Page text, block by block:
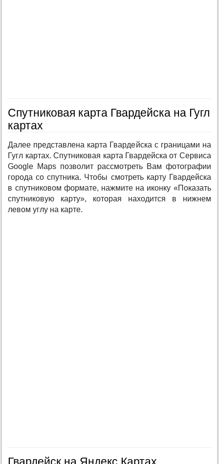
Спутниковая карта Гвардейска на Гугл
картах
Далее представлена карта Гвардейска с границами на
Гугл картах. Спутниковая карта Гвардейска от Сервиса
Google Maps позволит рассмотреть Вам фотографии
города со спутника. Чтобы смотреть карту Гвардейска
в спутниковом формате, нажмите на иконку «Показать
спутниковую карту», которая находится в нижнем
левом углу на карте.